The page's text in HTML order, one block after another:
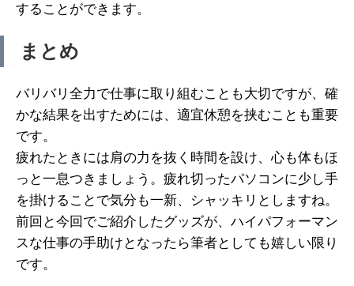
することができます。
まとめ
バリバリ全力で仕事に取り組むことも大切ですが、確
かな結果を出すためには、適宜休憩を挟むことも重要
です。
疲れたときには肩の力を抜く時間を設け、心も体もほ
っと一息つきましょう。疲れ切ったパソコンに少し手
を掛けることで気分も一新、シャッキリとしますね。
前回と今回でご紹介したグッズが、ハイパフォーマン
スな仕事の手助けとなったら筆者としても嬉しい限り
です。